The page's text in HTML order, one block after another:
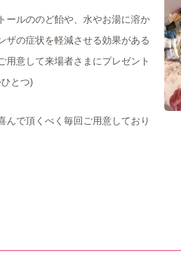
ールののど飴や、水やお湯に溶か
ザの症状を軽減させる効果がある
用意して来場者さまにプレゼント
とつ)
んで頂くべく毎回ご用意しており